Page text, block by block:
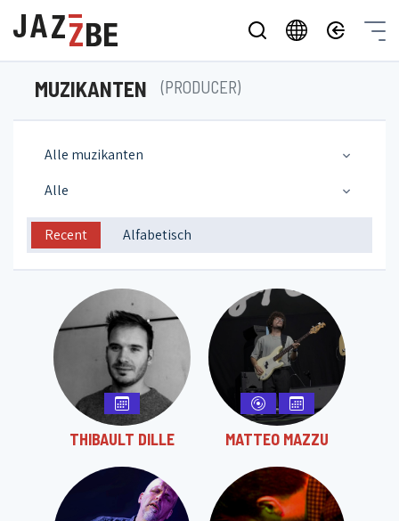
MUZIKANTEN (PRODUCER)
Alle muzikanten
Alle
Recent Alfabetisch
THIBAULT DILLE MATTEO MAZZU